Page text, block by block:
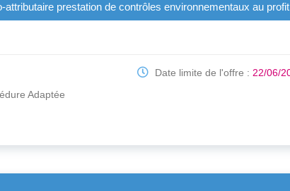
attributaire prestation de contrôles environnementaux au
Adaptée
Date limite de l'offre :22/06/